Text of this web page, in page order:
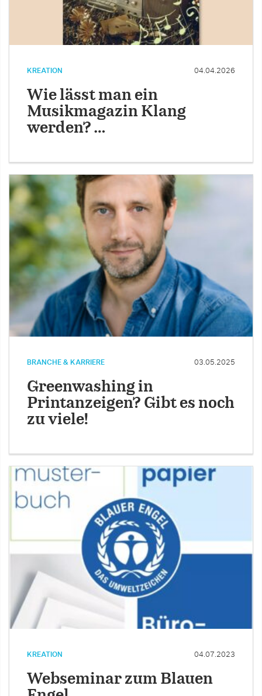
KREATION 04.04.2026
Wie lässt man ein
Musikmagazin Klang
werden? …
BRANCHE & KARRIERE 03.05.2025
Greenwashing in
Printanzeigen? Gibt es noch
zu viele!
KREATION 04.07.2023
Webseminar zum Blauen